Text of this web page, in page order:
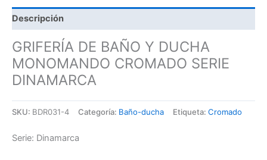
Descripción
GRIFERÍA DE BAÑO Y DUCHA
MONOMANDO CROMADO SERIE
DINAMARCA
SKU: BDR031-4 Categoría: Baño-ducha Etiqueta: Cromado
Serie: Dinamarca